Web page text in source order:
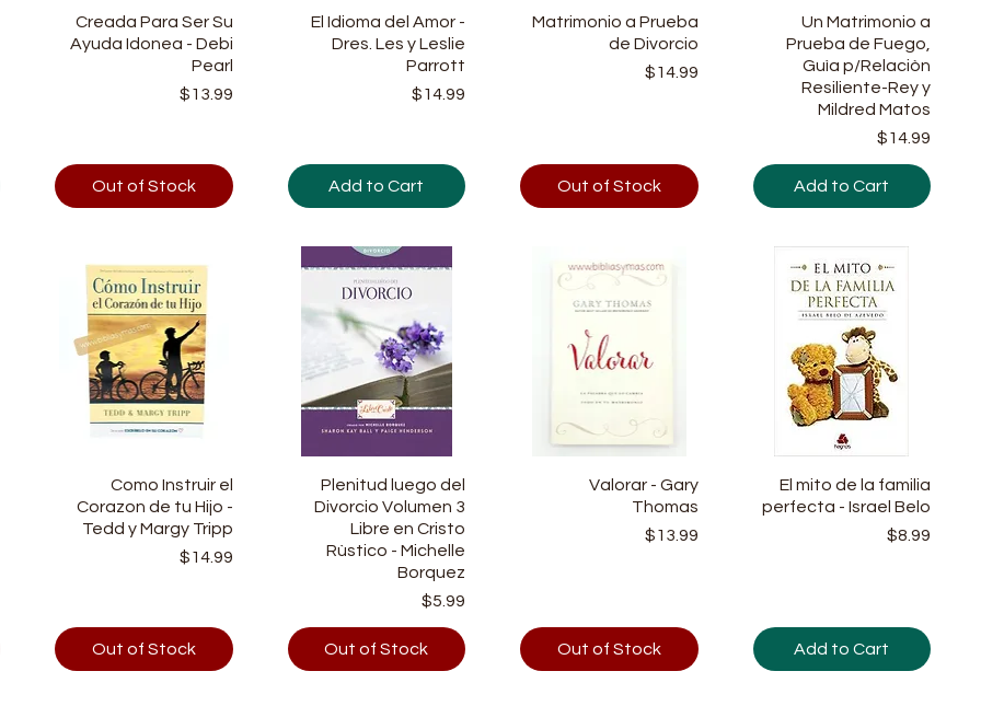
Quick View
Creada Para Ser Su
Ayuda Idonea - Debi
Pearl
Price
$13.99
Out of Stock
Quick View
El Idioma del Amor -
Dres. Les y Leslie
Parrott
Price
$14.99
Add to Cart
Quick View
Matrimonio a Prueba
de Divorcio
Price
$14.99
Out of Stock
Quick View
Un Matrimonio a
Prueba de Fuego,
Guìa p/Relaciòn
Resiliente-Rey y
Mildred Matos
Price
$14.99
Add to Cart
Quick View
Como Instruir el
Corazon de tu Hijo -
Tedd y Margy Tripp
Price
$14.99
Out of Stock
Quick View
Plenitud luego del
Divorcio Volumen 3
Libre en Cristo
Rùstico - Michelle
Borquez
Price
$5.99
Out of Stock
Quick View
Valorar - Gary
Thomas
Price
$13.99
Out of Stock
Quick View
El mito de la familia
perfecta - Israel Belo
Price
$8.99
Add to Cart